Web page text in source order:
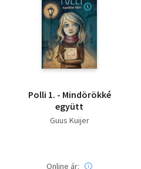
Polli 1. - Mindörökké
együtt
Guus Kuijer
Online ár: